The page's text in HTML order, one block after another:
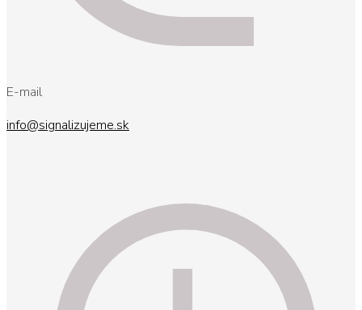
E-mail
info@signalizujeme.sk